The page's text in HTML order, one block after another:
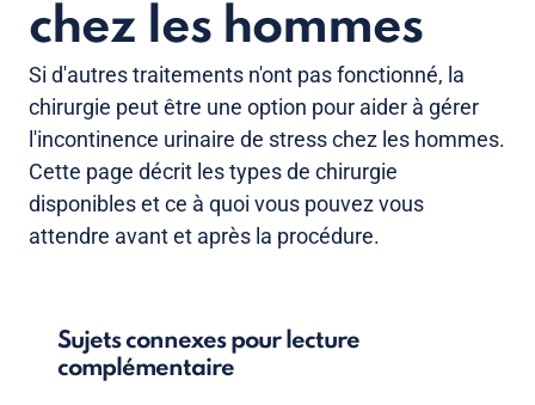
chez les hommes
Si d'autres traitements n'ont pas fonctionné, la
chirurgie peut être une option pour aider à gérer
l'incontinence urinaire de stress chez les hommes.
Cette page décrit les types de chirurgie
disponibles et ce à quoi vous pouvez vous
attendre avant et après la procédure.
Sujets connexes pour lecture
complémentaire